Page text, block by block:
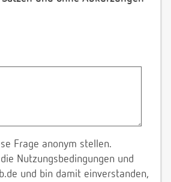
Frage anonym stellen.
Nutzungsbedingungen und
und bin damit einverstanden,